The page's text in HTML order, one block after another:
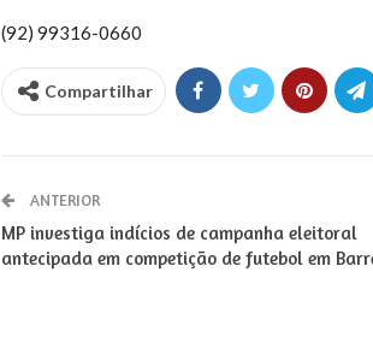
(92) 99316-0660
Compartilhar
ANTERIOR
MP investiga indícios de campanha eleitoral
antecipada em competição de futebol em